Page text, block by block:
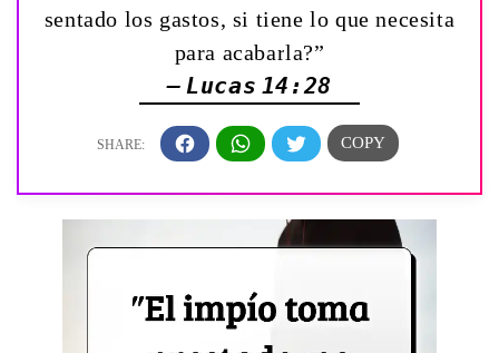
sentado los gastos, si tiene lo que necesita
para acabarla?”
— Lucas 14:28